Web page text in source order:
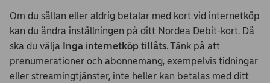
Om du sällan eller aldrig betalar med kort vid internetköp
kan du ändra inställningen på ditt Nordea Debit-kort. Då
ska du välja Inga internetköp tillåts. Tänk på att
prenumerationer och abonnemang, exempelvis tidningar
eller streamingtjänster, inte heller kan betalas med ditt